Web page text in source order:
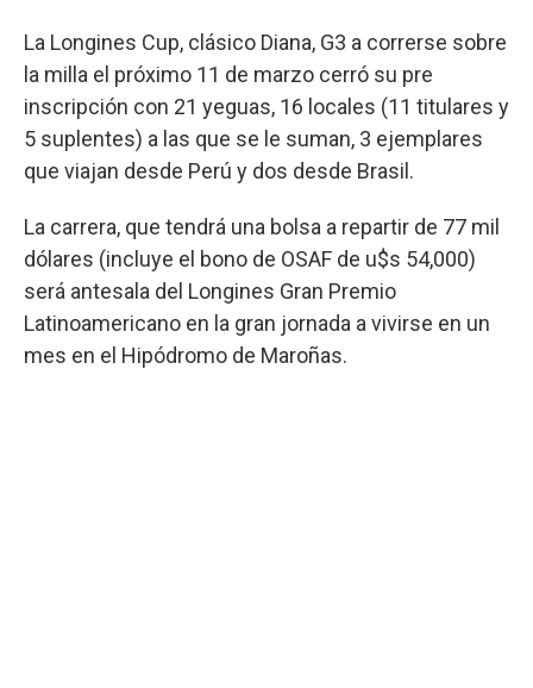
La Longines Cup, clásico Diana, G3 a correrse sobre
la milla el próximo 11 de marzo cerró su pre
inscripción con 21 yeguas, 16 locales (11 titulares y
5 suplentes) a las que se le suman, 3 ejemplares
que viajan desde Perú y dos desde Brasil.
La carrera, que tendrá una bolsa a repartir de 77 mil
dólares (incluye el bono de OSAF de u$s 54,000)
será antesala del Longines Gran Premio
Latinoamericano en la gran jornada a vivirse en un
mes en el Hipódromo de Maroñas.